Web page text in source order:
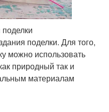
поделки. Для того,
можно использовать
природный так и
материалам